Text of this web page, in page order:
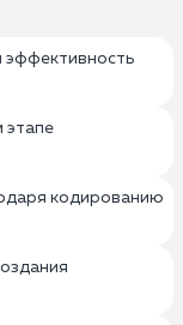
эффективность
этапе
кодированию